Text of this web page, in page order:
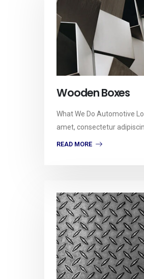
Wooden Boxes
What We Do Automotive
amet, consectetur
READ MORE